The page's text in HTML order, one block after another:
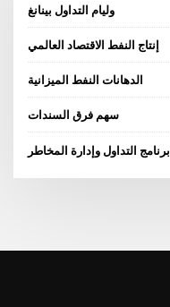
وليام التداول بينانغ
إنتاج النفط الاقتصاد العالمي
الدهانات النفط الميزانية
سهم فرق السندات
برنامج التداول وإدارة المخاطر